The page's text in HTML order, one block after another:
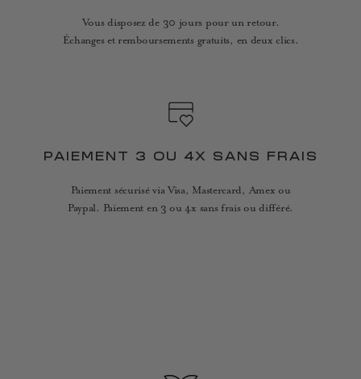
Vous disposez de 30 jours pour un retour.
Échanges et remboursements gratuits, en deux clics.
PAIEMENT 3 OU 4X SANS FRAIS
Paiement sécurisé via Visa, Mastercard, Amex ou
Paypal. Paiement en 3 ou 4x sans frais ou différé.